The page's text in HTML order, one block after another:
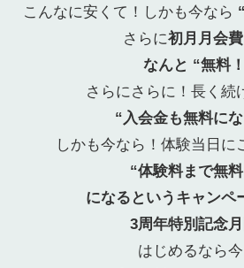
こんなに安くて！しかも今なら
さらに初月月会費
なんと “無料
さらにさらに！長く続
“入会金も無料に
しかも今なら！体験当日に
“体験料まで無
になるというキャンペ
3周年特別記念
はじめるなら今